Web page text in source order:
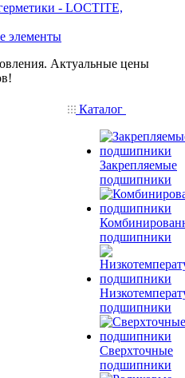
- LOCTITE,
элементы
Актуальные цены
Каталог
Закрепляемые
подшипники
подшипники
подшипники
Сверхточные
подшипники